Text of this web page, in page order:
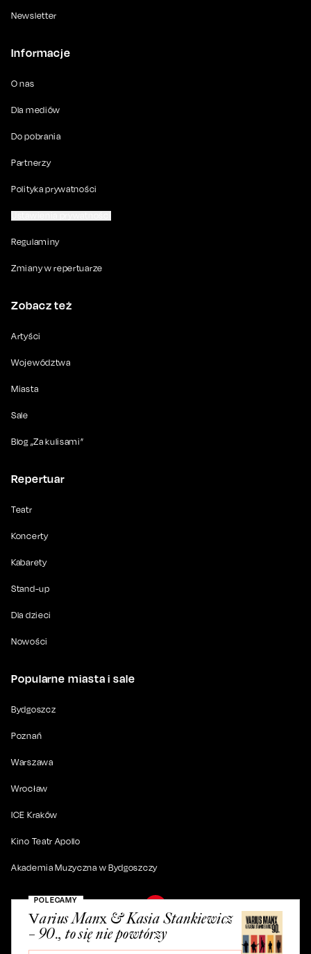
POLECAMY
Varius Manx & Kasia Stankiewicz
– 90., to się nie powtórzy
Newsletter
Informacje
O nas
Dla mediów
Do pobrania
Partnerzy
Polityka prywatności
Regulaminy
Zmiany w repertuarze
Zobacz też
Artyści
Województwa
Miasta
Sale
Blog „Za kulisami”
Repertuar
Teatr
Koncerty
Kabarety
Stand-up
Dla dzieci
Nowości
Popularne miasta i sale
Bydgoszcz
Poznań
Warszawa
Wrocław
ICE Kraków
Kino Teatr Apollo
Akademia Muzyczna w Bydgoszczy
2026 . Wszystkie prawa zastrzeżone.